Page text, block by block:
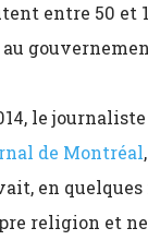
entre 50 et
le
de Montréal
en
religion et